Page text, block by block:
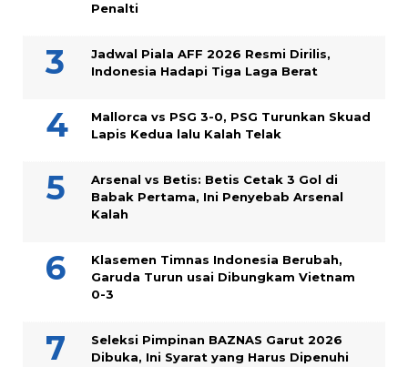
Penalti
Jadwal Piala AFF 2026 Resmi Dirilis,
Indonesia Hadapi Tiga Laga Berat
Mallorca vs PSG 3-0, PSG Turunkan Skuad
Lapis Kedua lalu Kalah Telak
Arsenal vs Betis: Betis Cetak 3 Gol di
Babak Pertama, Ini Penyebab Arsenal
Kalah
Klasemen Timnas Indonesia Berubah,
Garuda Turun usai Dibungkam Vietnam
0-3
Seleksi Pimpinan BAZNAS Garut 2026
Dibuka, Ini Syarat yang Harus Dipenuhi